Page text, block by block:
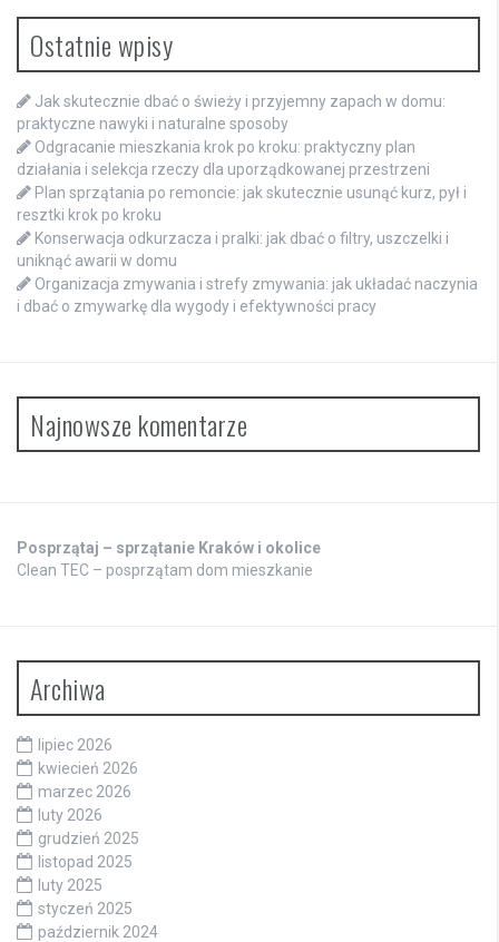
Ostatnie wpisy
Jak skutecznie dbać o świeży i przyjemny zapach w domu:
praktyczne nawyki i naturalne sposoby
Odgracanie mieszkania krok po kroku: praktyczny plan
działania i selekcja rzeczy dla uporządkowanej przestrzeni
Plan sprzątania po remoncie: jak skutecznie usunąć kurz, pył i
resztki krok po kroku
Konserwacja odkurzacza i pralki: jak dbać o filtry, uszczelki i
uniknąć awarii w domu
Organizacja zmywania i strefy zmywania: jak układać naczynia
i dbać o zmywarkę dla wygody i efektywności pracy
Najnowsze komentarze
Posprzątaj – sprzątanie Kraków i okolice
Clean TEC – posprzątam dom mieszkanie
Archiwa
lipiec 2026
kwiecień 2026
marzec 2026
luty 2026
grudzień 2025
listopad 2025
luty 2025
styczeń 2025
październik 2024